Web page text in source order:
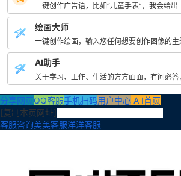
一键创作广告语，比如“儿童手表”，我会给
绘画大师
一键创作绘画，输入您任何想要创作图像的
AI助手
关于学习、工作、生活的方方面面，有问必
分享网页QQ客服手机扫码用户中心 A I首页
[复制本页网址]
客服咨询美美客服洋洋客服